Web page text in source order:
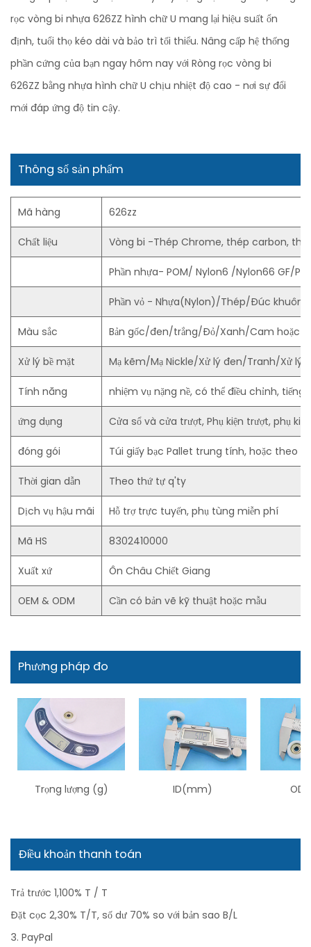
rọc vòng bi nhựa 626ZZ hình chữ U mang lại hiệu suất ổn
định, tuổi thọ kéo dài và bảo trì tối thiểu. Nâng cấp hệ thống
phần cứng của bạn ngay hôm nay với Ròng rọc vòng bi
626ZZ bằng nhựa hình chữ U chịu nhiệt độ cao - nơi sự đổi
mới đáp ứng độ tin cậy.
Thông số sản phẩm
Mã hàng 626zz
Chất liệu Vòng bi -Thép Chrome, thép carbon,
Phần nhựa- POM/ Nylon6 /Nylon66 GF/
Phần vỏ - Nhựa(Nylon)/Thép/Đúc khuôn
Màu sắc Bản gốc/đen/trắng/Đỏ/Xanh/Cam hoặc
Xử lý bề mặt Mạ kẽm/Mạ Nickle/Xử lý đen/Tranh/Xử lý
Tính năng nhiệm vụ nặng nề, có thể điều chỉnh,
ứng dụng Cửa sổ và cửa trượt, Phụ kiện trượt, phụ
đóng gói Túi giấy bạc Pallet trung tính, hoặc theo
Thời gian dẫn Theo thứ tự q'ty
Dịch vụ hậu mãi Hỗ trợ trực tuyến, phụ tùng miễn phí
Mã HS 8302410000
Xuất xứ Ôn Châu Chiết Giang
OEM & ODM Cần có bản vẽ kỹ thuật hoặc mẫu
Phương pháp đo
Trọng lượng (g) ID(mm) OD
Điều khoản thanh toán
Trả trước 1,100% T / T
Đặt cọc 2,30% T/T, số dư 70% so với bản sao B/L
3. PayPal